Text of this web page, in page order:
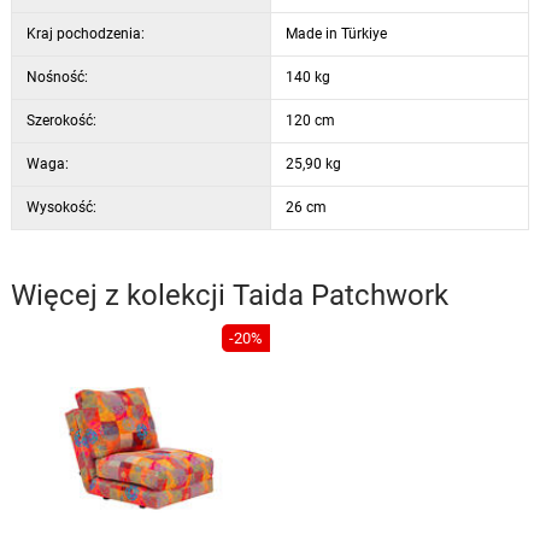
Kraj pochodzenia: Made in Türkiye
Nośność: 140 kg
Szerokość: 120 cm
Waga: 25,90 kg
Wysokość: 26 cm
Więcej z kolekcji Taida Patchwork
-20%